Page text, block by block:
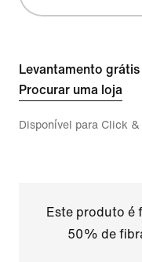
Levantamento grátis
Procurar uma loja
Disponível para Click
Este produto é
50% de